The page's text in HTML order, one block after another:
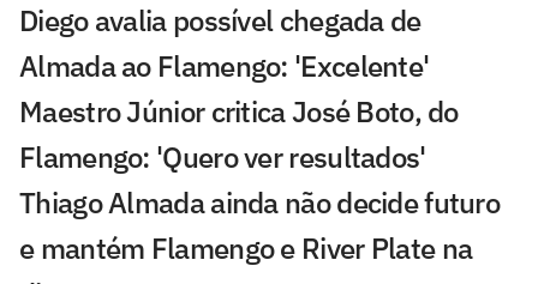
Diego avalia possível chegada de
Almada ao Flamengo: 'Excelente'
Maestro Júnior critica José Boto, do
Flamengo: 'Quero ver resultados'
Thiago Almada ainda não decide futuro
e mantém Flamengo e River Plate na